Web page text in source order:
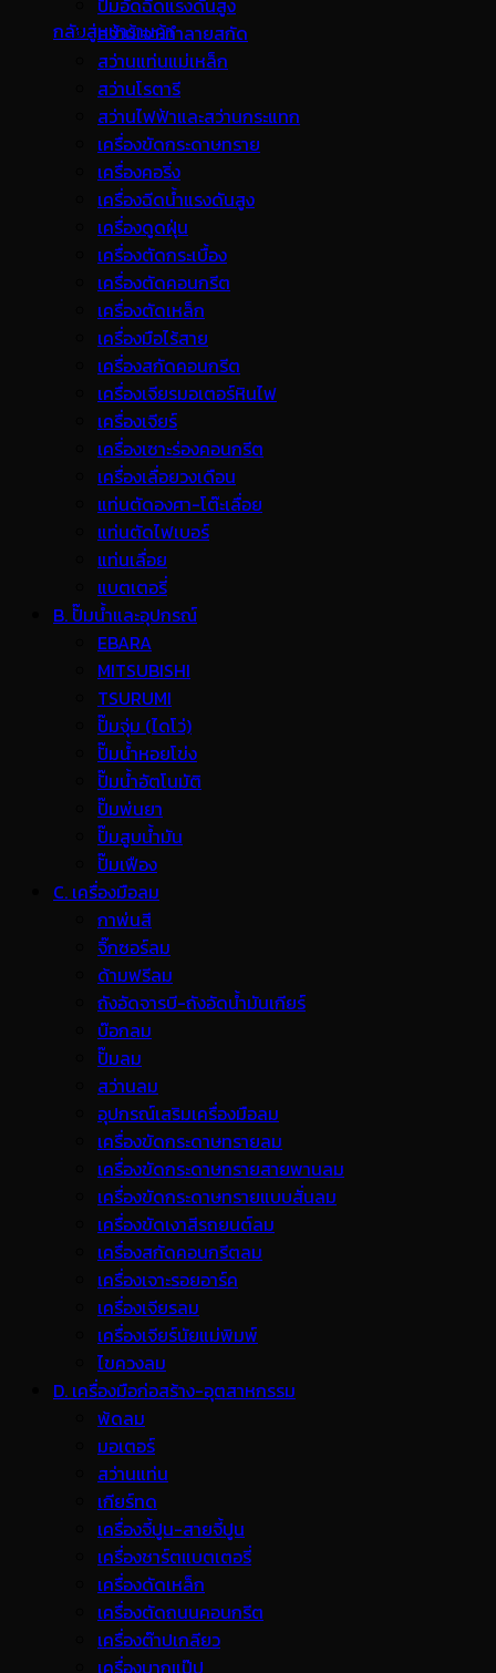
กลับสู่หน้าร้านค้า
ปั๊มอัดฉีดแรงดันสูง
สว่านเจาะทำลายสกัด
สว่านแท่นแม่เหล็ก
สว่านโรตารี
สว่านไฟฟ้าและสว่านกระแทก
เครื่องขัดกระดาษทราย
เครื่องคอริ่ง
เครื่องฉีดน้ำแรงดันสูง
เครื่องดูดฝุ่น
เครื่องตัดกระเบื้อง
เครื่องตัดคอนกรีต
เครื่องตัดเหล็ก
เครื่องมือไร้สาย
เครื่องสกัดคอนกรีต
เครื่องเจียรมอเตอร์หินไฟ
เครื่องเจียร์
เครื่องเซาะร่องคอนกรีต
เครื่องเลื่อยวงเดือน
แท่นตัดองศา-โต๊ะเลื่อย
แท่นตัดไฟเบอร์
แท่นเลื่อย
แบตเตอรี่
B. ปั๊มน้ำและอุปกรณ์
EBARA
MITSUBISHI
TSURUMI
ปั๊มจุ่ม (ไดโว่)
ปั๊มน้ำหอยโข่ง
ปั๊มน้ำอัตโนมัติ
ปั๊มพ่นยา
ปั๊มสูบน้ำมัน
ปั๊มเฟือง
C. เครื่องมือลม
กาพ่นสี
จิ๊กซอร์ลม
ด้ามฟรีลม
ถังอัดจารบี-ถังอัดน้ำมันเกียร์
บ๊อกลม
ปั๊มลม
สว่านลม
อุปกรณ์เสริมเครื่องมือลม
เครื่องขัดกระดาษทรายลม
เครื่องขัดกระดาษทรายสายพานลม
เครื่องขัดกระดาษทรายแบบสั่นลม
เครื่องขัดเงาสีรถยนต์ลม
เครื่องสกัดคอนกรีตลม
เครื่องเจาะรอยอาร์ค
เครื่องเจียรลม
เครื่องเจียร์นัยแม่พิมพ์
ไขควงลม
D. เครื่องมือก่อสร้าง-อุตสาหกรรม
พ้ดลม
มอเตอร์
สว่านแท่น
เกียร์ทด
เครื่องจี้ปูน-สายจี้ปูน
เครื่องชาร์ตแบตเตอรี่
เครื่องดัดเหล็ก
เครื่องตัดถนนคอนกรีต
เครื่องต๊าปเกลียว
เครื่องบากแป๊ป